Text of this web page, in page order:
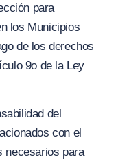
para
los Municipios
de los derechos
9o de la Ley
del
con el
necesarios para